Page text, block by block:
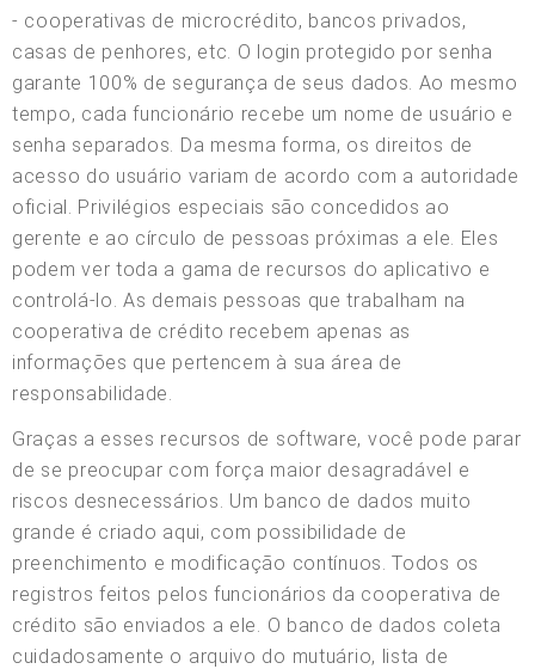
- cooperativas de microcrédito, bancos privados,
casas de penhores, etc. O login protegido por senha
garante 100% de segurança de seus dados. Ao mesmo
tempo, cada funcionário recebe um nome de usuário e
senha separados. Da mesma forma, os direitos de
acesso do usuário variam de acordo com a autoridade
oficial. Privilégios especiais são concedidos ao
gerente e ao círculo de pessoas próximas a ele. Eles
podem ver toda a gama de recursos do aplicativo e
controlá-lo. As demais pessoas que trabalham na
cooperativa de crédito recebem apenas as
informações que pertencem à sua área de
responsabilidade.
Graças a esses recursos de software, você pode parar
de se preocupar com força maior desagradável e
riscos desnecessários. Um banco de dados muito
grande é criado aqui, com possibilidade de
preenchimento e modificação contínuos. Todos os
registros feitos pelos funcionários da cooperativa de
crédito são enviados a ele. O banco de dados coleta
cuidadosamente o arquivo do mutuário, lista de